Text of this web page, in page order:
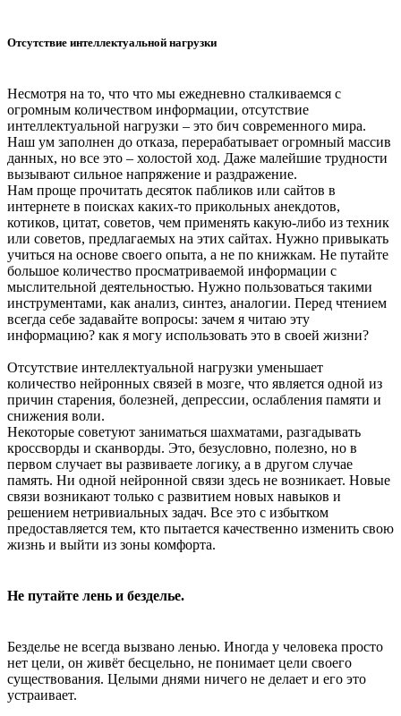
Отсутствие интеллектуальной нагрузки
Несмотря на то, что что мы ежедневно сталкиваемся с
огромным количеством информации, отсутствие
интеллектуальной нагрузки – это бич современного мира.
Наш ум заполнен до отказа, перерабатывает огромный массив
данных, но все это – холостой ход. Даже малейшие трудности
вызывают сильное напряжение и раздражение.
Нам проще прочитать десяток пабликов или сайтов в
интернете в поисках каких-то прикольных анекдотов,
котиков, цитат, советов, чем применять какую-либо из техник
или советов, предлагаемых на этих сайтах. Нужно привыкать
учиться на основе своего опыта, а не по книжкам. Не путайте
большое количество просматриваемой информации с
мыслительной деятельностью. Нужно пользоваться такими
инструментами, как анализ, синтез, аналогии. Перед чтением
всегда себе задавайте вопросы: зачем я читаю эту
информацию? как я могу использовать это в своей жизни?
Отсутствие интеллектуальной нагрузки уменьшает
количество нейронных связей в мозге, что является одной из
причин старения, болезней, депрессии, ослабления памяти и
снижения воли.
Некоторые советуют заниматься шахматами, разгадывать
кроссворды и сканворды. Это, безусловно, полезно, но в
первом случает вы развиваете логику, а в другом случае
память. Ни одной нейронной связи здесь не возникает. Новые
связи возникают только с развитием новых навыков и
решением нетривиальных задач. Все это с избытком
предоставляется тем, кто пытается качественно изменить свою
жизнь и выйти из зоны комфорта.
Не путайте лень и безделье.
Безделье не всегда вызвано ленью. Иногда у человека просто
нет цели, он живёт бесцельно, не понимает цели своего
существования. Целыми днями ничего не делает и его это
устраивает.